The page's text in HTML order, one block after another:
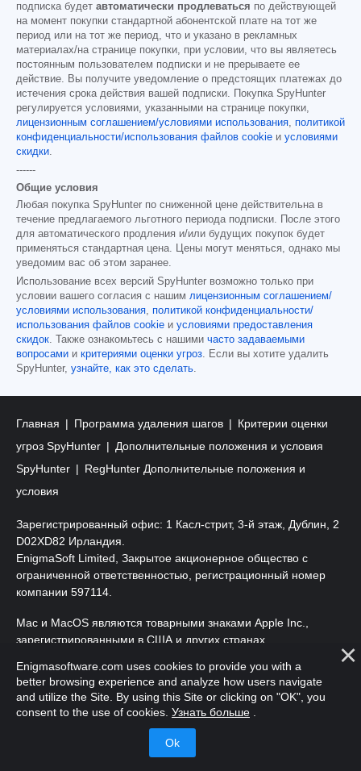
подписка будет автоматически продлеваться по действующей
на момент покупки стандартной абонентской плате на тот же
период или на тот же период, что и указано в рекламных
материалах/на странице покупки, при условии, что вы являетесь
постоянным пользователем подписки и не прерываете ее
действие. Вы получите уведомление о предстоящих платежах до
истечения срока действия вашей подписки. Покупка SpyHunter
регулируется условиями, указанными на странице покупки,
лицензионным соглашением/условиями использования, политикой
конфиденциальности/использования файлов cookie и условиями
скидки.
------
Общие условия
Любая покупка SpyHunter по сниженной цене действительна в
течение предлагаемого льготного периода подписки. После этого
для автоматического продления и/или будущих покупок будет
применяться стандартная цена. Цены могут меняться, однако мы
уведомим вас об этом заранее.
Использование всех версий SpyHunter возможно только при
условии вашего согласия с нашим лицензионным соглашением/
условиями использования, политикой конфиденциальности/
использования файлов cookie и условиями предоставления
скидок. Также ознакомьтесь с нашими часто задаваемыми
вопросами и критериями оценки угроз. Если вы хотите удалить
SpyHunter, узнайте, как это сделать.
Главная Программа удаления шагов
Критерии оценки
угроз SpyHunter
Дополнительные положения и условия
SpyHunter
RegHunter Дополнительные положения и
условия
Зарегистрированный офис: 1 Касл-стрит, 3-й этаж, Дублин, 2
D02XD82 Ирландия.
EnigmaSoft Limited, Закрытое акционерное общество с
ограниченной ответственностью, регистрационный номер
компании 597114.
Mac и MacOS являются товарными знаками Apple Inc.,
зарегистрированными в США и других странах.
Copyright 2016-2026 . EnigmaSoft Ltd. Все права защищены.
Enigmasoftware.com uses cookies to provide you with a
better browsing experience and analyze how users navigate
and utilize the Site. By using this Site or clicking on "OK", you
consent to the use of cookies. Узнать больше